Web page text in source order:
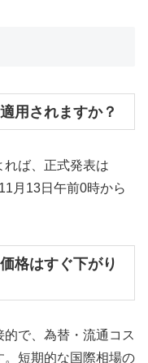
用されますか？
れば、正式発表は
月13日午前0時から
格はすぐ下がり
で、為替・流通コス
。短期的な国際相場の